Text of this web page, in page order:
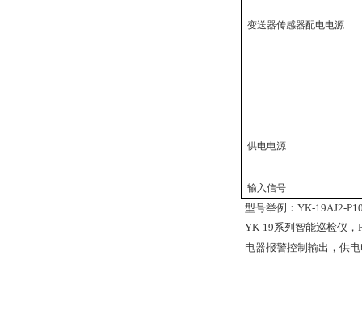
变送器传感器配电电源
供电电源
输入信号
型号举例： YK-19AJ2-
YK-19系列智能巡检仪，
电器报警控制输出，供